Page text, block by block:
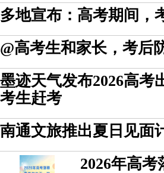
多地宣布：高考期间，
@高考生和家长，考后
墨迹天气发布2026高考
考生赶考
南通文旅推出夏日见面
2026年高